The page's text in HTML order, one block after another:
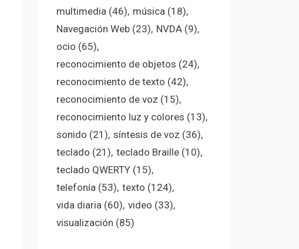
multimedia(46) música(18)
Navegación Web(23) NVDA(9)
ocio (65)
reconocimiento de objetos (24)
reconocimiento de texto (42)
reconocimiento de voz (15)
reconocimiento luz y colores (13)
sonido (21) síntesis de voz (36)
teclado (21) teclado Braille(10)
teclado QWERTY(15)
telefonía(53) texto (124)
vida diaria(60) video (33)
visualización (85)